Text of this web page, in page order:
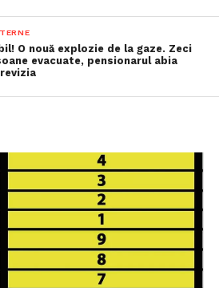
O nouă explozie de la gaze. Zeci
evacuate, pensionarul abia